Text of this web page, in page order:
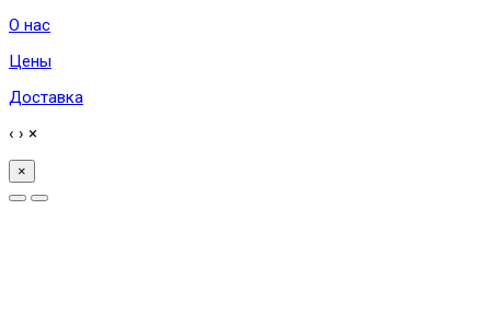
О нас
Цены
Доставка
‹ › ×
×